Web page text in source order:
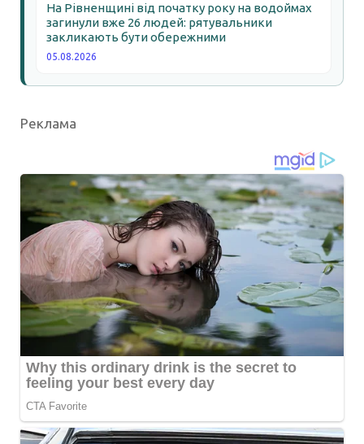
На Рівненщині від початку року на водоймах
загинули вже 26 людей: рятувальники
закликають бути обережними
05.08.2026
Реклама